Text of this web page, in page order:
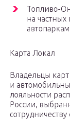
Топливо-
на
Карта Локал
Владельцы
и
лояльности
России,